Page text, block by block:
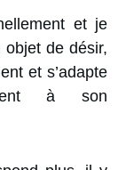
et je
de désir,
et s’adapte
à son